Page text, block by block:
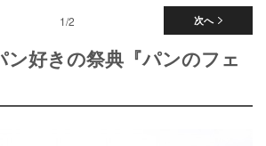
次へ
1/2
好きの祭典『パンのフェ